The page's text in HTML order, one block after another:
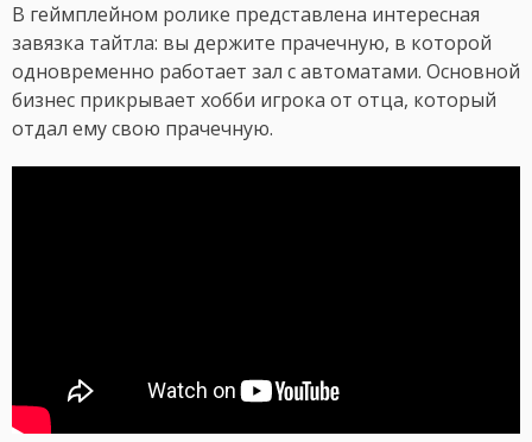
В геймплейном ролике представлена интересная
завязка тайтла: вы держите прачечную, в которой
одновременно работает зал с автоматами. Основной
бизнес прикрывает хобби игрока от отца, который
отдал ему свою прачечную.